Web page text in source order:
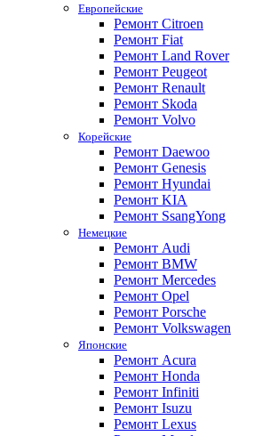
Европейские
Ремонт Citroen
Ремонт Fiat
Ремонт Land Rover
Ремонт Peugeot
Ремонт Renault
Ремонт Skoda
Ремонт Volvo
Корейские
Ремонт Daewoo
Ремонт Genesis
Ремонт Hyundai
Ремонт KIA
Ремонт SsangYong
Немецкие
Ремонт Audi
Ремонт BMW
Ремонт Mercedes
Ремонт Opel
Ремонт Porsche
Ремонт Volkswagen
Японские
Ремонт Acura
Ремонт Honda
Ремонт Infiniti
Ремонт Isuzu
Ремонт Lexus